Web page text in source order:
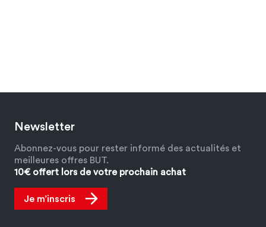
Newsletter
Abonnez-vous pour rester informé des actualités et
meilleures offres BUT.
10€ offert lors de votre prochain achat
Je m’inscris